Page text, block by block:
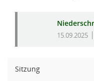
15.09.2025
Sitzung